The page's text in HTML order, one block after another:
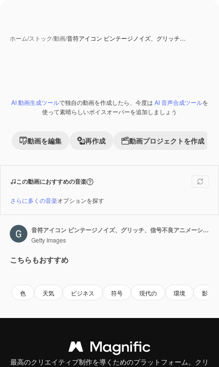
ホーム/ストック/動画/音符アイコン ビンテージノイズ、グリッチ…
Premium
AI 動画生成ツールで独自の動画を作成したら、今度は AI 音声合成ツールを
使って素晴らしいボイスオーバーを追加しましょう
動画を編集 再作成 動画プロジェクトを作成
この動画におすすめの音楽
さらに多くの音楽オプションを探す
音符アイコン ビンテージノイズ、グリッチ、信号不良アニメーション。
Getty Images
こちらもおすすめ
色 天気 ビジネス 符号 現代の 環境 影
最高のクリエイティブ制作を導くためのプラットフォーム。クリ